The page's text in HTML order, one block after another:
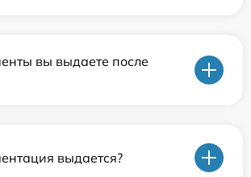
вы выдаете после
выдается?